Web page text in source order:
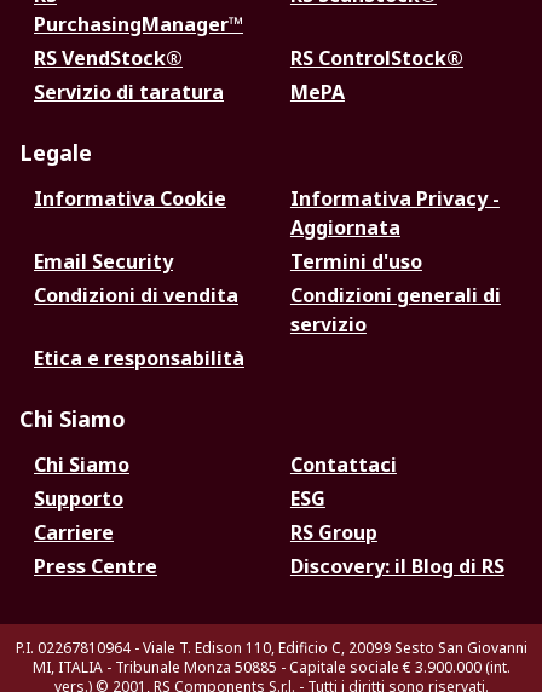
PurchasingManager™
RS VendStock®
RS ControlStock®
Servizio di taratura
MePA
Legale
Informativa Cookie
Informativa Privacy -
Aggiornata
Email Security
Termini d'uso
Condizioni di vendita
Condizioni generali di
servizio
Etica e responsabilità
Chi Siamo
Chi Siamo
Contattaci
Supporto
ESG
Carriere
RS Group
Press Centre
Discovery: il Blog di RS
P.I. 02267810964 - Viale T. Edison 110, Edificio C, 20099 Sesto San Giovanni
MI, ITALIA - Tribunale Monza 50885 - Capitale sociale € 3.900.000 (int.
vers.) © 2001, RS Components S.r.l. - Tutti i diritti sono riservati.